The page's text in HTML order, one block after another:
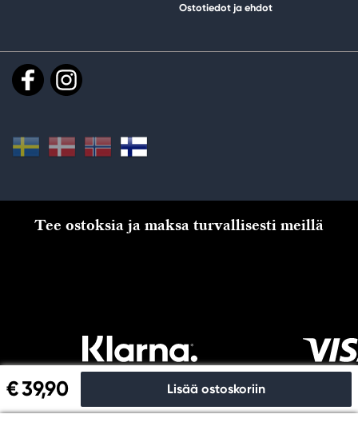
€ 39,90 Lisää ostoskoriin
Ostotiedot ja ehdot
Tee ostoksia ja maksa turvallisesti meillä